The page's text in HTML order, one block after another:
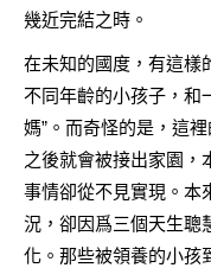
幾近完結之時。
在未知的國度，有這樣
不同年齡的小孩子，和
媽”。而奇怪的是，這
之後就會被接出家園，
事情卻從不見實現。本
況，卻因爲三個天生聰
化。那些被領養的小孩